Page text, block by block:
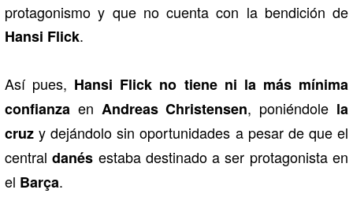
protagonismo y que no cuenta con la bendición de
Hansi Flick.
Así pues, Hansi Flick no tiene ni la más mínima
confianza en Andreas Christensen, poniéndole la
cruz y dejándolo sin oportunidades a pesar de que el
centraldanés estaba destinado a ser protagonista en
el Barça.